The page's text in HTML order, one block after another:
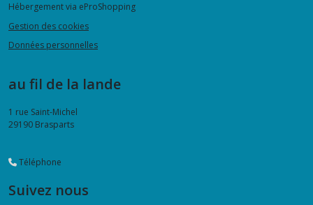
Hébergement via eProShopping
Gestion des cookies
Données personnelles
au fil de la lande
1 rue Saint-Michel
29190 Brasparts
Téléphone
Suivez nous